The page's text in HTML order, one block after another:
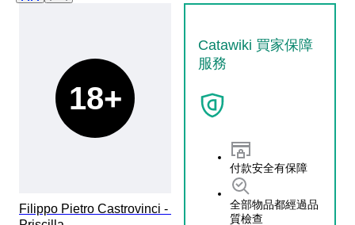
Catawiki 買家保障
服務
付款安全有保障
全部物品都經過品
質檢查
18+
Filippo Pietro Castrovinci -